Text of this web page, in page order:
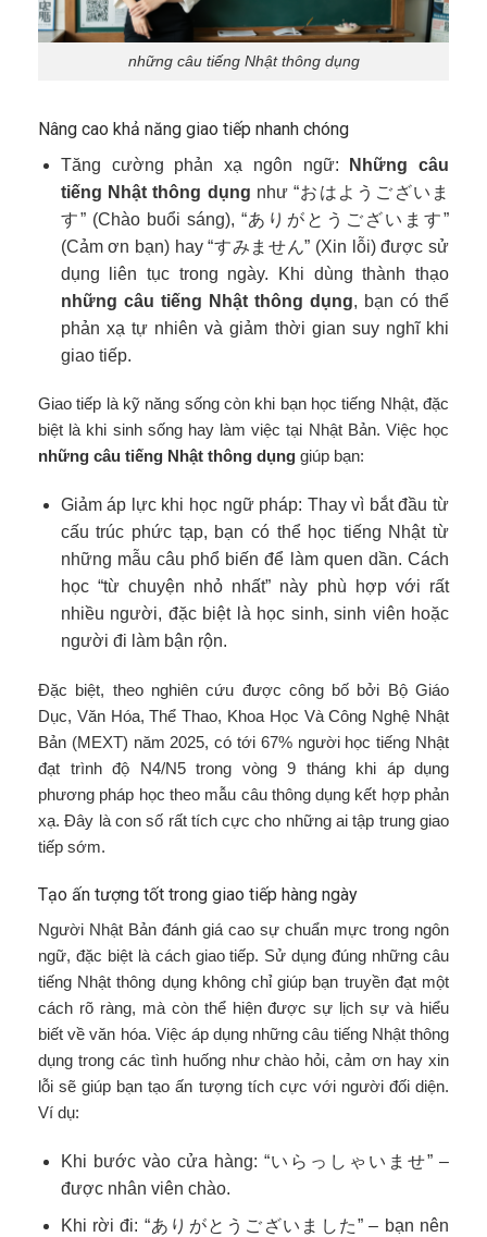
những câu tiếng Nhật thông dụng
Nâng cao khả năng giao tiếp nhanh chóng
Tăng cường phản xạ ngôn ngữ:
Những câu
tiếng Nhật thông dụng như “おはようございま
す” (Chào buổi sáng), “ありがとうございます”
(Cảm ơn bạn) hay “すみません” (Xin lỗi) được sử
dụng liên tục trong ngày. Khi dùng thành thạo
những câu tiếng Nhật thông dụng, bạn có thể
phản xạ tự nhiên và giảm thời gian suy nghĩ khi
giao tiếp.
Giao tiếp là kỹ năng sống còn khi bạn học tiếng Nhật, đặc
biệt là khi sinh sống hay làm việc tại Nhật Bản. Việc học
những câu tiếng Nhật thông dụng giúp bạn:
Giảm áp lực khi học ngữ pháp: Thay vì bắt đầu từ
cấu trúc phức tạp, bạn có thể học tiếng Nhật từ
những mẫu câu phổ biến để làm quen dần. Cách
học “từ chuyện nhỏ nhất” này phù hợp với rất
nhiều người, đặc biệt là học sinh, sinh viên hoặc
người đi làm bận rộn.
Đặc biệt, theo nghiên cứu được công bố bởi Bộ Giáo
Dục, Văn Hóa, Thể Thao, Khoa Học Và Công Nghệ Nhật
Bản (MEXT) năm 2025, có tới 67% người học tiếng Nhật
đạt trình độ N4/N5 trong vòng 9 tháng khi áp dụng
phương pháp học theo mẫu câu thông dụng kết hợp phản
xạ. Đây là con số rất tích cực cho những ai tập trung giao
tiếp sớm.
Tạo ấn tượng tốt trong giao tiếp hàng ngày
Người Nhật Bản đánh giá cao sự chuẩn mực trong ngôn
ngữ, đặc biệt là cách giao tiếp. Sử dụng đúng những câu
tiếng Nhật thông dụng không chỉ giúp bạn truyền đạt một
cách rõ ràng, mà còn thể hiện được sự lịch sự và hiểu
biết về văn hóa. Việc áp dụng những câu tiếng Nhật thông
dụng trong các tình huống như chào hỏi, cảm ơn hay xin
lỗi sẽ giúp bạn tạo ấn tượng tích cực với người đối diện.
Ví dụ:
Khi bước vào cửa hàng: “いらっしゃいませ” –
được nhân viên chào.
Khi rời đi: “ありがとうございました” – bạn nên